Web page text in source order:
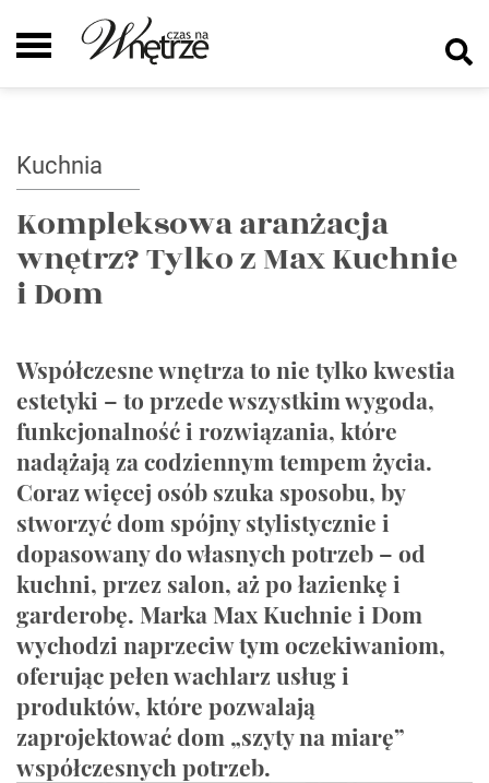
Kuchnia
Kompleksowa aranżacja
wnętrz? Tylko z Max Kuchnie
i Dom
Współczesne wnętrza to nie tylko kwestia
estetyki – to przede wszystkim wygoda,
funkcjonalność i rozwiązania, które
nadążają za codziennym tempem życia.
Coraz więcej osób szuka sposobu, by
stworzyć dom spójny stylistycznie i
dopasowany do własnych potrzeb – od
kuchni, przez salon, aż po łazienkę i
garderobę. Marka Max Kuchnie i Dom
wychodzi naprzeciw tym oczekiwaniom,
oferując pełen wachlarz usług i
produktów, które pozwalają
zaprojektować dom „szyty na miarę”
współczesnych potrzeb.